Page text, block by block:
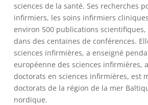
sciences de la santé. Ses recherches
infirmiers, les soins infirmiers
environ 500 publications
dans des centaines de conférences.
sciences infirmières, a enseigné
européenne des sciences infirmières,
doctorats en sciences infirmières, est
doctorats de la région de la mer
nordique.